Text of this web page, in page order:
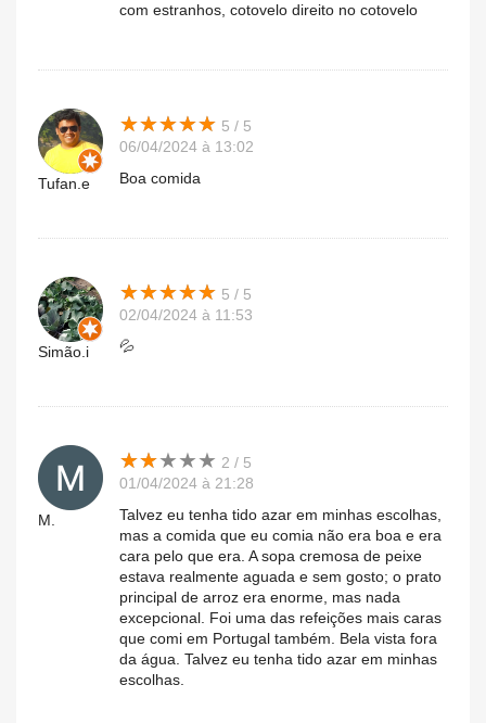
com estranhos, cotovelo direito no cotovelo
Tufan.e
★★★★★
★★★★★ 5 / 5
06/04/2024 à 13:02
Boa comida
Simão.i
★★★★★
★★★★★ 5 / 5
02/04/2024 à 11:53
💦
M.
★★★★★
★★★★★ 2 / 5
01/04/2024 à 21:28
Talvez eu tenha tido azar em minhas escolhas,
mas a comida que eu comia não era boa e era
cara pelo que era. A sopa cremosa de peixe
estava realmente aguada e sem gosto; o prato
principal de arroz era enorme, mas nada
excepcional. Foi uma das refeições mais caras
que comi em Portugal também. Bela vista fora
da água. Talvez eu tenha tido azar em minhas
escolhas.